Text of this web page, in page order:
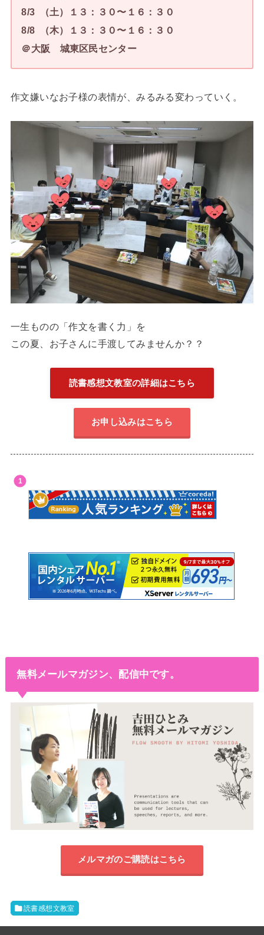
8/3 （土）１３：３０〜１６：３０
8/8 （木）１３：３０〜１６：３０
＠大阪 城東区民センター
作文嫌いなお子様の表情が、みるみる変わっていく。
一生ものの「作文を書く力」を
この夏、お子さんに手渡してみませんか？？
読書感想文教室の詳細はこちら
お申し込みはこちら
無料メールマガジン、配信中です。
メルマガのご購読はこちら
読書感想文教室